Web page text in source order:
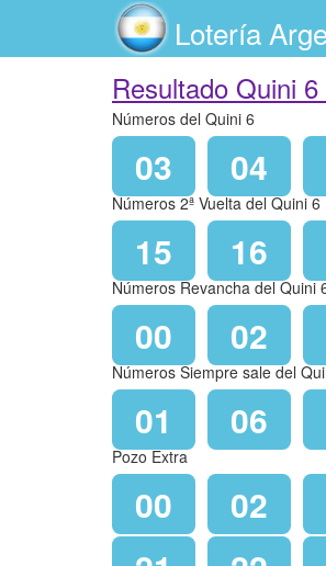
Lotería
Resultado Quini
Números del Quini 6
03 04
Números 2ª Vuelta del Quini 6
15 16
Números Revancha del Quini
00 02
Números Siempre sale del
01 06
Pozo Extra
00 02